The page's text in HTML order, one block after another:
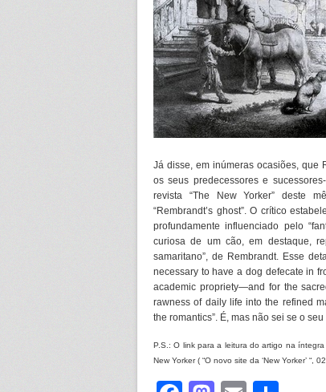
Já disse, em inúmeras ocasiões, que
os seus predecessores e
revista “The New Yorker” deste
“Rembrandt’s ghost”. O crítico
profundamente influenciado pelo
curiosa de um cão, em destaque,
samaritano”, de Rembrandt. Esse
necessary to have a dog defecate in
academic propriety—and for the
rawness of daily life into the refined
the romantics”. É, mas não sei se o
P.S.: O link para a leitura do artigo na
New Yorker ( “O novo site da ‘New Yorker’ “,